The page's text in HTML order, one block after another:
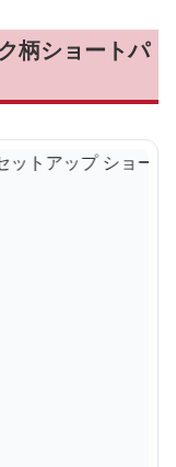
柄ショートパ